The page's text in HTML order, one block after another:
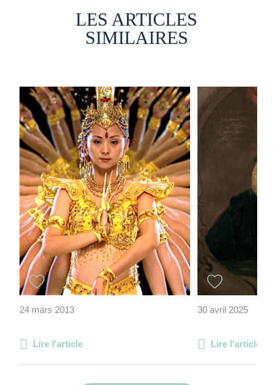
LES ARTICLES
SIMILAIRES
24 mars 2013
Lire l'article
30 avril 2025
Lire l'article